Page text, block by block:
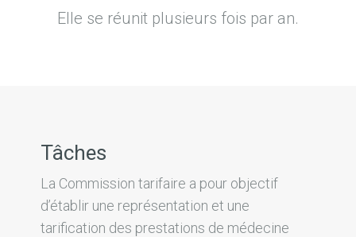
Elle se réunit plusieurs fois par an.
Tâches
La Commission tarifaire a pour objectif
d’établir une représentation et une
tarification des prestations de médecine